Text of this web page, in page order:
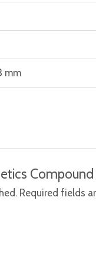
mm
Compound
Required fields